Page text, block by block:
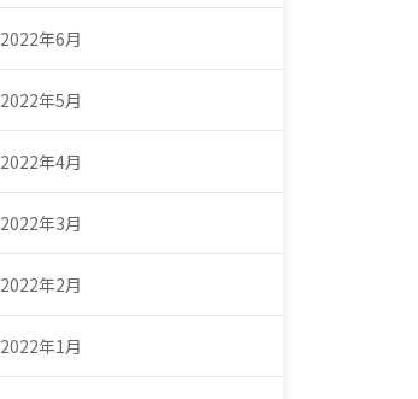
2022年6月
2022年5月
2022年4月
2022年3月
2022年2月
2022年1月